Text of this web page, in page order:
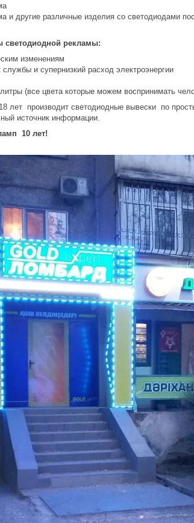
и другие различные изделия со светодиодами
рекламы:
изменениям
службы и супернизкий расход электроэнергии
(все цвета которые можем воспринимать
лет производит светодиодные вывески по
источник информации.
10 лет!